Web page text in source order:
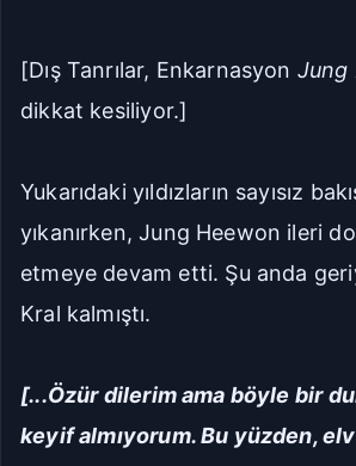
[Dış Tanrılar, Enkarnasyon Jung
dikkat kesiliyor.]
Yukarıdaki yıldızların sayısız
yıkanırken, Jung Heewon ileri
etmeye devam etti. Şu anda
Kral kalmıştı.
[...Özür dilerim ama böyle bir
keyif almıyorum. Bu yüzden,